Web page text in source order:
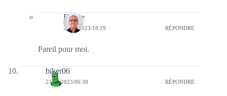
Bernie
23/07/2023/18:29 RÉPONDRE
Pareil pour moi.
biker06
23/07/2023/06:38 RÉPONDRE